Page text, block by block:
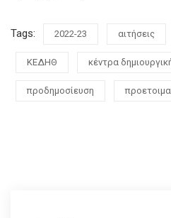
Tags: 2022-23 αιτήσεις
ΚΕΔΗΘ κέντρα
προδημοσίευση